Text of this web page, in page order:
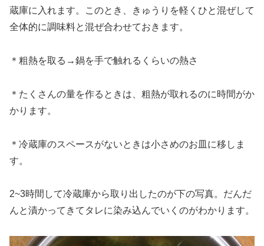
蔵庫に入れます。このとき、きゅうりを軽くひと混ぜして
全体的に調味料と混ぜ合わせておきます。
＊粗熱を取る→鍋を手で触れるくらいの熱さ
＊たくさんの量を作るときは、粗熱が取れるのに時間がか
かります。
＊冷蔵庫のスペースがないときは小さめのお皿に移しま
す。
2~3時間して冷蔵庫から取り出したのが下の写真。だんだ
んと漬かってきてタレに染み込んでいくのがわかります。